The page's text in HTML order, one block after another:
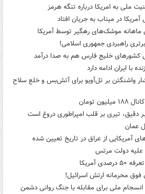
ملی به امریکا درباره تنگه هرمز
در میناب به جریان افتاد
ماهانه موشک‌های رهگیر توسط آمریکا
راهبردی جمهوری اسلامی!
کشورهای خلیج فارس هم به صدا درآمد
با ایران ادامه دارد
واشنگتن بر تل‌آویو برای آتش‌بس و خلع سلاح
تومان
دقیق، تیری بر قلب امپراطوری دروغ است
عمان
آمریکایی از عراق در تاریخ تعیین شده
علیه دولت مرتس
آمریکا
فوق محرمانه ارتش اسرائیل!
انسجام ملی برای مقابله با جنگ روانی دشمن